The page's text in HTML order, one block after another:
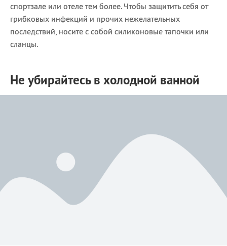
спортзале или отеле тем более. Чтобы защитить себя от
грибковых инфекций и прочих нежелательных
последствий, носите с собой силиконовые тапочки или
сланцы.
Не убирайтесь в холодной ванной